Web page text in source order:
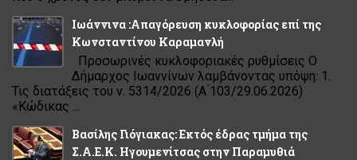
Ιωάννινα :Απαγόρευση κυκλοφορίας επί της
Κωνσταντίνου Καραμανλή
Προσωρινές κυκλοφοριακές ρυθμίσεις Ο
Δήμαρχος Ιωαννίνων λαμβάνοντας υπόψη: 1.
Τις διατάξεις του ν. 5314/2026 (Α ́103/29.06.2026)
«Κώδικας ...
Βασίλης Γιόγιακας: Εκτός έδρας τμήμα της
Σ.Α.Ε.Κ. Ηγουμενίτσας στην Παραμυθιά